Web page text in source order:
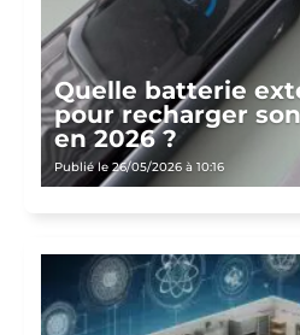
Quelle batterie
pour recharger
en 2026 ?
Publié le 26/05/2026 à 10:16